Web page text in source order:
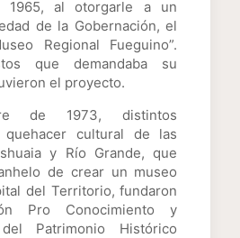
1965, al otorgarle a un
de la Gobernación, el
Regional Fueguino”.
que demandaba su
el proyecto.
de 1973, distintos
cultural de las
y Río Grande, que
de crear un museo
del Territorio, fundaron
Pro Conocimiento y
Patrimonio Histórico